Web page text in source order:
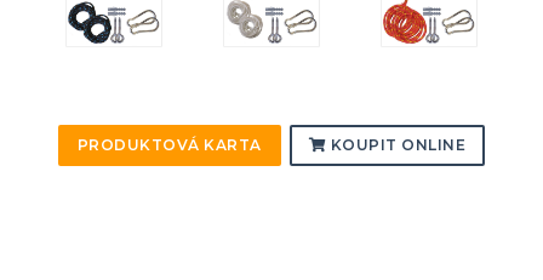
PRODUKTOVÁ KARTA KOUPIT ONLINE